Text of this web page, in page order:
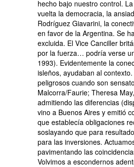
hecho bajo nuestro control.
vuelta la democracia, la
Rodríguez Giavarini, la
en favor de la Argentina. Se
excluida. El Vice Canciller
por la fuerza… podría verse
1993). Evidentemente la
isleños, ayudaban al
peligrosos cuando son
Malcorra/Faurie; Theresa
admitiendo las diferencias
vino a Buenos Aires y emitió
que establecía obligaciones
soslayando que para
para las inversiones.
pavimentando las
Volvimos a escondernos